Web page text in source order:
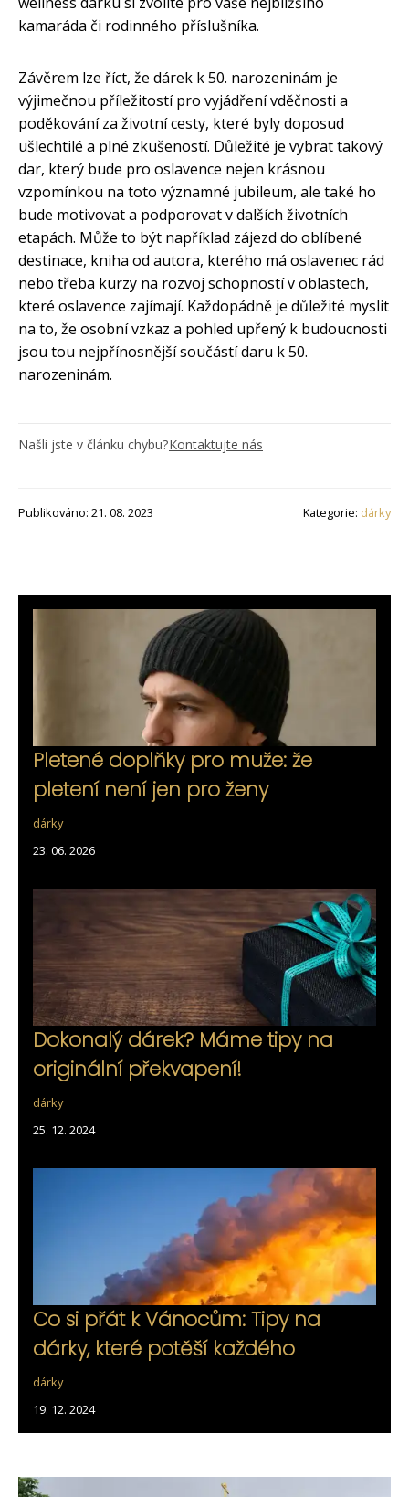
kamaráda či rodinného příslušníka.
Závěrem lze říct, že dárek k 50. narozeninám je
výjimečnou příležitostí pro vyjádření vděčnosti a
poděkování za životní cesty, které byly doposud
ušlechtilé a plné zkušeností. Důležité je vybrat takový
dar, který bude pro oslavence nejen krásnou
vzpomínkou na toto významné jubileum, ale také ho
bude motivovat a podporovat v dalších životních
etapách. Může to být například zájezd do oblíbené
destinace, kniha od autora, kterého má oslavenec rád
nebo třeba kurzy na rozvoj schopností v oblastech,
které oslavence zajímají. Každopádně je důležité myslit
na to, že osobní vzkaz a pohled upřený k budoucnosti
jsou tou nejpřínosnější součástí daru k 50.
narozeninám.
Našli jste v článku chybu?Kontaktujte nás
Publikováno: 21. 08. 2023 Kategorie: dárky
Pletené doplňky pro muže: že
pletení není jen pro ženy
dárky
23. 06. 2026
Dokonalý dárek? Máme tipy na
originální překvapení!
dárky
25. 12. 2024
Co si přát k Vánocům: Tipy na
dárky, které potěší každého
dárky
19. 12. 2024